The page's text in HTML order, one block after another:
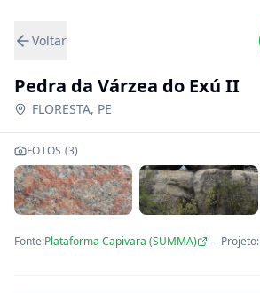
Voltar
Pedra da Várzea do Exú II
FLORESTA, PE
FOTOS (3)
Fonte:Plataforma Capivara (SUMMA) — Projeto: